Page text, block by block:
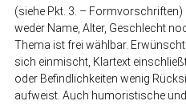
(siehe Pkt. 3. –
weder Name, Alter, Geschlecht
Thema ist frei wählbar.
sich einmischt, Klartext
oder Befindlichkeiten wenig
aufweist. Auch humoristische